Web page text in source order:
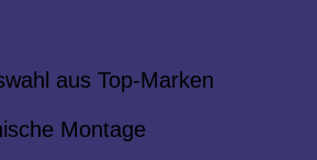
aus Top-Marken
Montage